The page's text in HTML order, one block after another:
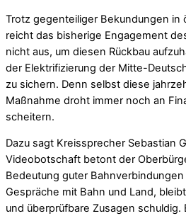
Trotz gegenteiliger Bekundungen
reicht das bisherige Engagement
nicht aus, um diesen Rückbau
der Elektrifizierung der Mitte-
zu sichern.​ Denn selbst diese
Maßnahme droht immer noch an
scheitern.
Dazu sagt Kreissprecher Sebastian
Videobotschaft betont der
Bedeutung guter
Gespräche mit Bahn und Land,
und überprüfbare Zusagen schuldig.